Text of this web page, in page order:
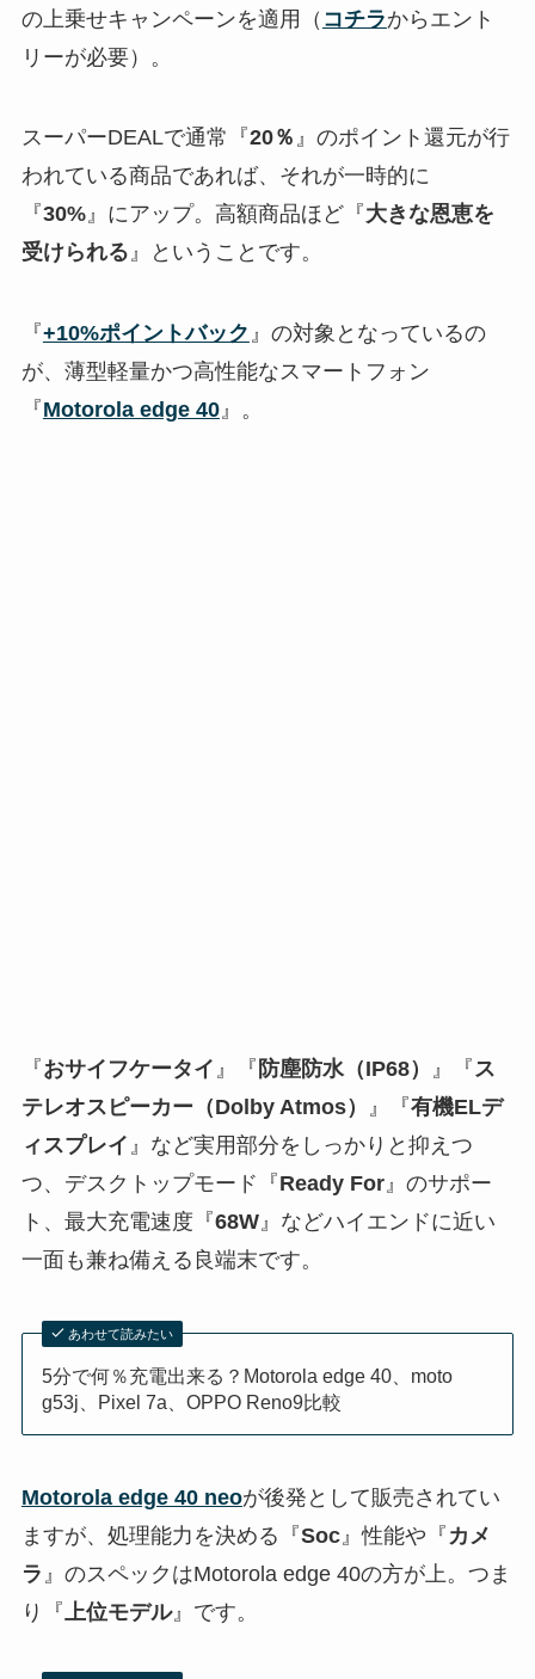
の上乗せキャンペーンを適用（ コチラからエント
リーが必要）。
スーパーDEALで通常『20％ 』のポイント還元が行
われている商品であれば、それが一時的に
『30%』にアップ。高額商品ほど『大きな恩恵を
受けられる』ということです。
『+10%ポイントバック 』の対象となっているの
が、薄型軽量かつ高性能なスマートフォン
『Motorola edge 40』。
『おサイフケータイ 』『 防塵防水（IP68） 』『 ス
テレオスピーカー（Dolby Atmos）
』『有機ELデ
ィスプレイ 』など実用部分をしっかりと抑えつ
つ、デスクトップモード『Ready For』のサポー
ト、最大充電速度『68W』などハイエンドに近い
一面も兼ね備える良端末です。
あわせて読みたい
5分で何％充電出来る？Motorola edge 40、moto
g53j、Pixel 7a、OPPO Reno9比較
Motorola edge 40 neoが後発として販売されてい
ますが、処理能力を決める『Soc』性能や『 カメ
ラ 』のスペックはMotorola edge 40の方が上。つま
り『 上位モデル』です。